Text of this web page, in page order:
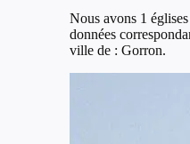
Nous avons 1
données
ville de : Gorron.